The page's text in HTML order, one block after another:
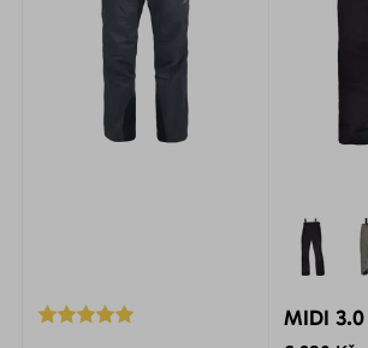
MIDI 3.0